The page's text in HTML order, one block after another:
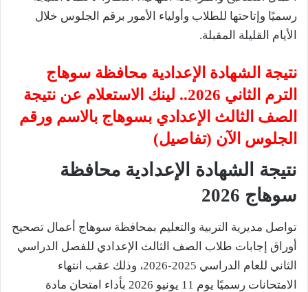
رسميًا وإتاحتها للطلاب وأولياء الأمور برقم الجلوس خلال
الأيام القليلة المقبلة.
نتيجة الشهادة الإعدادية محافظة سوهاج
الترم الثاني 2026.. لينك الاستعلام عن نتيجة
الصف الثالث الإعدادي بسوهاج بالاسم ورقم
الجلوس الآن (تفاصيل)
نتيجة الشهادة الإعدادية محافظة
سوهاج 2026
تواصل مديرية التربية والتعليم بمحافظة سوهاج أعمال تصحيح
أوراق إجابات طلاب الصف الثالث الإعدادي للفصل الدراسي
الثاني للعام الدراسي 2025-2026، وذلك عقب انتهاء
الامتحانات رسميًا يوم 11 يونيو 2026 بأداء امتحان مادة